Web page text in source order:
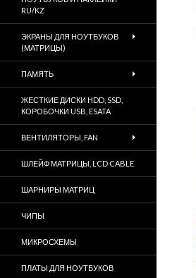
RU/KZ
ЭКРАНЫ ДЛЯ НОУТБУКОВ
(МАТРИЦЫ)
ПАМЯТЬ
ЖЕСТКИЕ ДИСКИ HDD, SSD,
КОРОБОЧКИ USB, ESATA
ВЕНТИЛЯТОРЫ, FAN
ШЛЕЙФ МАТРИЦЫ, LCD CABLE
ШАРНИРЫ МАТРИЦ
ЧИПЫ
МИКРОСХЕМЫ
ПЛАТЫ ДЛЯ НОУТБУКОВ